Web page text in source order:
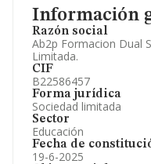
Información
Razón social
Ab2p Formacion Dual
Limitada.
CIF
B22586457
Forma jurídica
Sociedad limitada
Sector
Educación
Fecha de
19-6-2025
Información oficial